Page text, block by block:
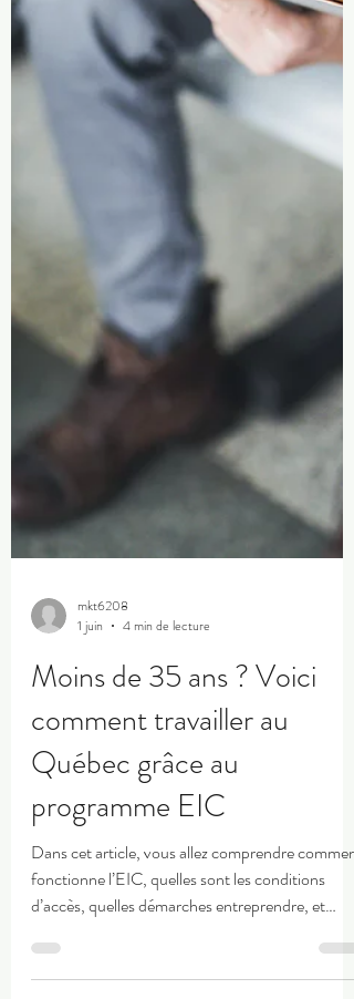
mkt6208
Moins de 35 ans ? Voici
comment travailler au
Québec grâce au
programme EIC